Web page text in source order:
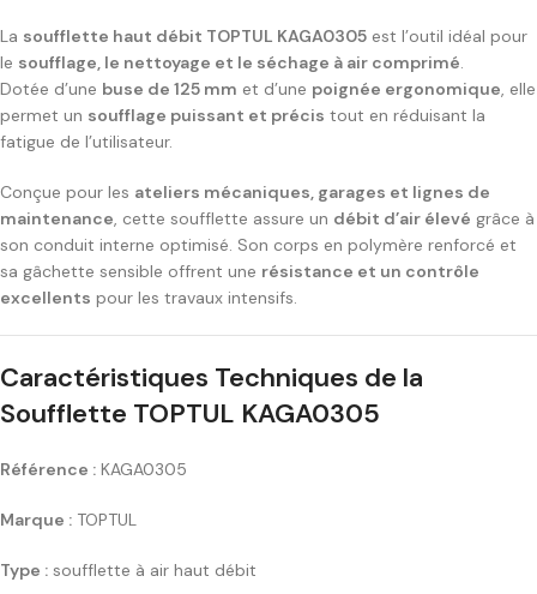
La soufflette haut débit TOPTUL KAGA0305 est l’outil idéal pour
le soufflage, le nettoyage et le séchage à air comprimé.
Dotée d’une buse de 125 mm et d’une poignée ergonomique, elle
permet un soufflage puissant et précis tout en réduisant la
fatigue de l’utilisateur.
Conçue pour les ateliers mécaniques, garages et lignes de
maintenance, cette soufflette assure un débit d’air élevé grâce à
son conduit interne optimisé. Son corps en polymère renforcé et
sa gâchette sensible offrent une résistance et un contrôle
excellents pour les travaux intensifs.
Caractéristiques Techniques de la
Soufflette TOPTUL KAGA0305
Référence : KAGA0305
Marque : TOPTUL
Type : soufflette à air haut débit